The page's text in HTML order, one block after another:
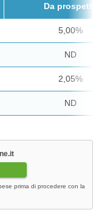
Da prospetto
5,00%
ND
2,05%
ND
prima di procedere con la